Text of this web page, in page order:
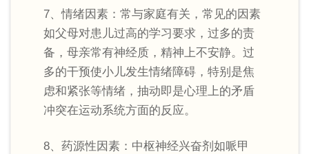
7、情绪因素：常与家庭有关，常见的因素
如父母对患儿过高的学习要求，过多的责
备，母亲常有神经质，精神上不安静。过
多的干预使小儿发生情绪障碍，特别是焦
虑和紧张等情绪，抽动即是心理上的矛盾
冲突在运动系统方面的反应。
8、药源性因素：中枢神经兴奋剂如哌甲